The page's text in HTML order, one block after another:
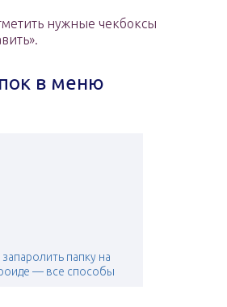
нужные чекбоксы
в меню
запаролить папку на
— все способы